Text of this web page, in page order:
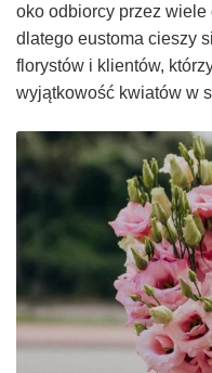
oko odbiorcy przez wiele
dlatego eustoma cieszy
florystów i klientów,
wyjątkowość kwiatów w